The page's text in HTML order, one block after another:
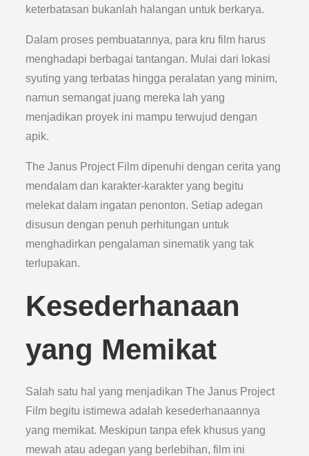
keterbatasan bukanlah halangan untuk berkarya.
Dalam proses pembuatannya, para kru film harus
menghadapi berbagai tantangan. Mulai dari lokasi
syuting yang terbatas hingga peralatan yang minim,
namun semangat juang mereka lah yang
menjadikan proyek ini mampu terwujud dengan
apik.
The Janus Project Film dipenuhi dengan cerita yang
mendalam dan karakter-karakter yang begitu
melekat dalam ingatan penonton. Setiap adegan
disusun dengan penuh perhitungan untuk
menghadirkan pengalaman sinematik yang tak
terlupakan.
Kesederhanaan
yang Memikat
Salah satu hal yang menjadikan The Janus Project
Film begitu istimewa adalah kesederhanaannya
yang memikat. Meskipun tanpa efek khusus yang
mewah atau adegan yang berlebihan, film ini